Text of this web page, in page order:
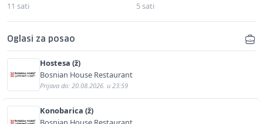
11 sati 5 sati
Oglasi za posao
Hostesa (ž)
Bosnian House Restaurant
Prijava do: 20.08.2026. u 23:59
Konobarica (ž)